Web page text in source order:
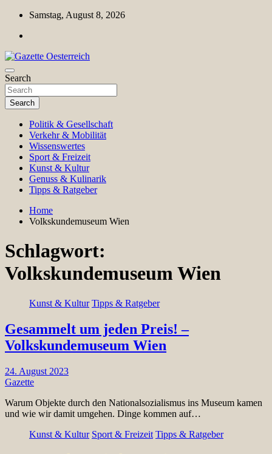
Skip
content
Samstag, August 8, 2026
Gazette Oesterreich
Magazin für Freizeit, Politik, Kultur & Wissenschaft
Search
Search
Politik & Gesellschaft
Verkehr & Mobilität
Wissenswertes
Sport & Freizeit
Kunst & Kultur
Genuss & Kulinarik
Tipps & Ratgeber
Home
Volkskundemuseum Wien
Schlagwort:
Volkskundemuseum Wien
Kunst & Kultur Tipps & Ratgeber
Gesammelt um jeden Preis! –
Volkskundemuseum Wien
24. August 2023
Gazette
Warum Objekte durch den Nationalsozialismus ins Museum kamen
und wie wir damit umgehen. Dinge kommen auf…
Kunst & Kultur Sport & Freizeit Tipps & Ratgeber